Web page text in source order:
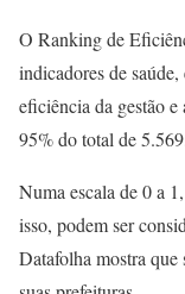
O Ranking de
indicadores de
eficiência da gestão
95% do total de
Numa escala de 0 a
isso, podem ser
Datafolha mostra que